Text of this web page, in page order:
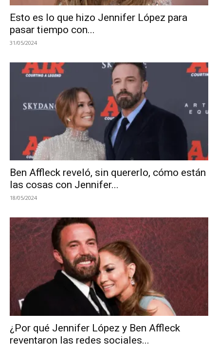
Esto es lo que hizo Jennifer López para
pasar tiempo con...
31/05/2024
Ben Affleck reveló, sin quererlo, cómo están
las cosas con Jennifer...
18/05/2024
¿Por qué Jennifer López y Ben Affleck
reventaron las redes sociales...